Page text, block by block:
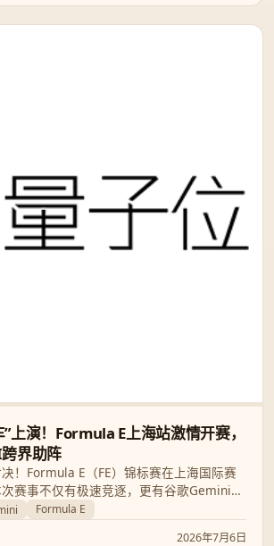
上演！Formula E上海站激情开赛，
界助阵
！Formula E（FE）锦标赛在上海国际赛
赛事不仅有极速竞逐，更有谷歌Gemini
深度分析，带你领略未来竞速的魅力。
Formula E
2026年7月6日